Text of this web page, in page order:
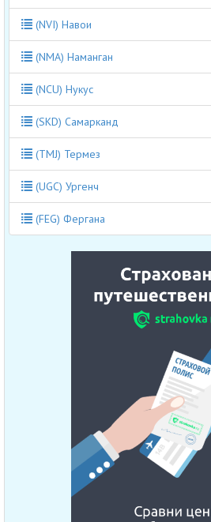
(NVI) Навои
(NMA) Наманган
(NCU) Нукус
(SKD) Самарканд
(TMJ) Термез
(UGC) Ургенч
(FEG) Фергана